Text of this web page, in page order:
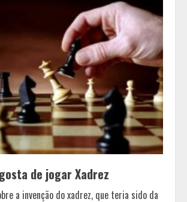
de jogar Xadrez
a invenção do xadrez, que teria sido da